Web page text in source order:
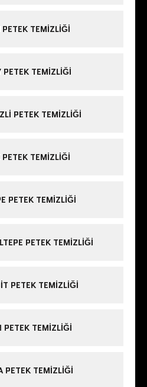
PETEK TEMIZLIĞI
PETEK TEMIZLIĞI
PETEK TEMIZLIĞI
PETEK TEMIZLIĞI
PETEK TEMIZLIĞI
PETEK TEMIZLIĞI
PETEK TEMIZLIĞI
PETEK TEMIZLIĞI
PETEK TEMIZLIĞI